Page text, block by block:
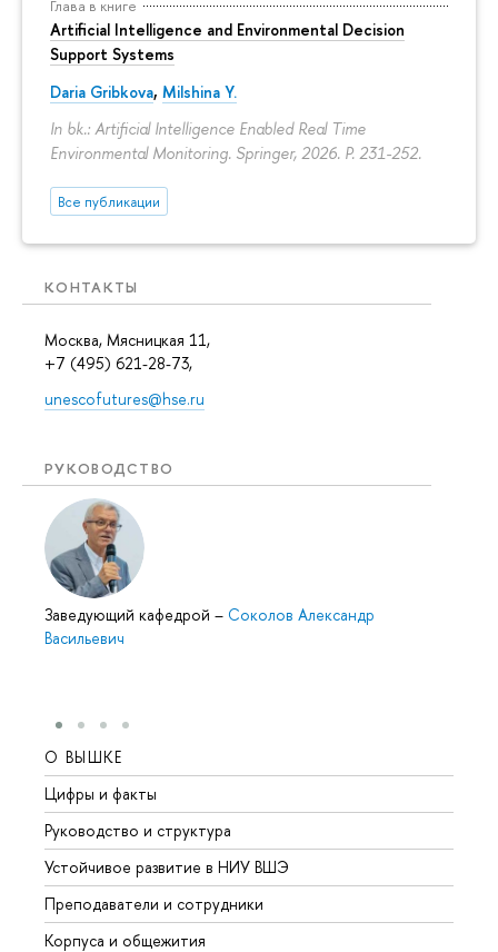
Глава в книге
Artificial Intelligence and Environmental Decision
Support Systems
Daria Gribkova, Milshina Y.
In bk.: Artificial Intelligence Enabled Real Time
Environmental Monitoring. Springer, 2026. P. 231-252.
Все публикации
КОНТАКТЫ
Москва, Мясницкая 11,
+7 (495) 621-28-73,
unescofutures@hse.ru
РУКОВОДСТВО
Заведующий кафедрой – Соколов Александр
Васильевич
О ВЫШКЕ
Цифры и факты
Руководство и структура
Устойчивое развитие в НИУ ВШЭ
Преподаватели и сотрудники
Корпуса и общежития